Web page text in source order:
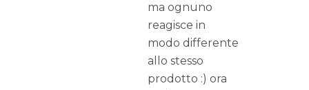
ma ognuno
reagisce in
modo differente
allo stesso
prodotto :) ora